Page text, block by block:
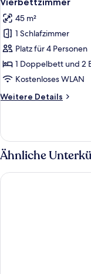
Fotos
für
Vierbettzimmer
anzeigen
45 m²
1 Schlafzimmer
Platz für 4 Personen
1 Doppelbett und 2
Kostenloses WLAN
Weitere Details
Weitere
Ähnliche
Hotel Krone